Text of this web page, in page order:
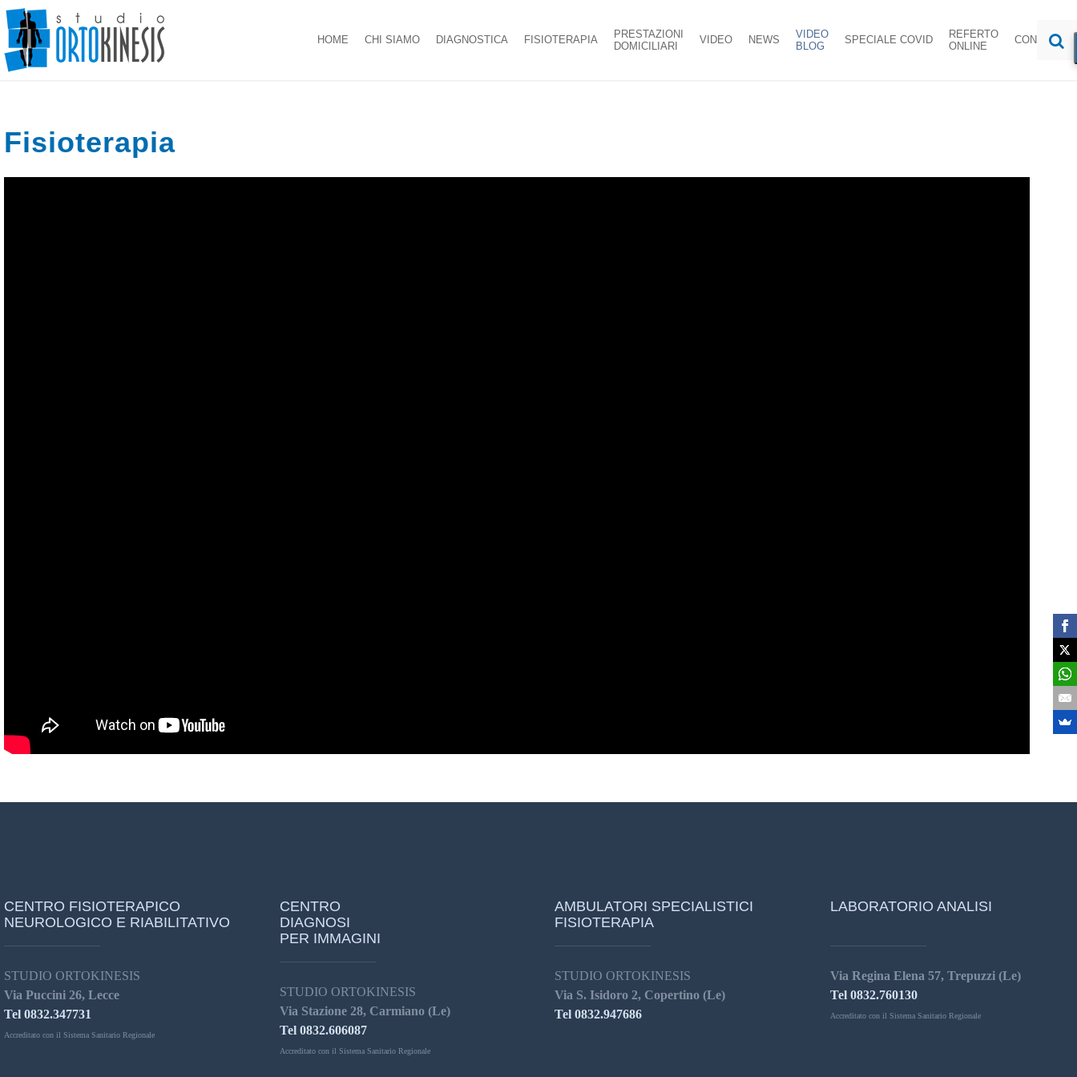
HOME CHI SIAMO DIAGNOSTICA FISIOTERAPIA
PRESTAZIONI
DOMICILIARI
VIDEO NEWS
VIDEO
BLOG
SPECIALE COVID
REFERTO
ONLINE
CONTATTI
Fisioterapia
CENTRO FISIOTERAPICO
NEUROLOGICO E RIABILITATIVO
STUDIO ORTOKINESIS
Via Puccini 26, Lecce
Tel 0832.347731
Accreditato con il Sistema Sanitario Regionale
CENTRO
DIAGNOSI
PER IMMAGINI
STUDIO ORTOKINESIS
Via Stazione 28, Carmiano (Le)
Tel 0832.606087
Accreditato con il Sistema Sanitario Regionale
AMBULATORI SPECIALISTICI
FISIOTERAPIA
STUDIO ORTOKINESIS
Via S. Isidoro 2, Copertino (Le)
Tel 0832.947686
LABORATORIO ANALISI
Via Regina Elena 57, Trepuzzi (Le)
Tel 0832.760130
Accreditato con il Sistema Sanitario Regionale